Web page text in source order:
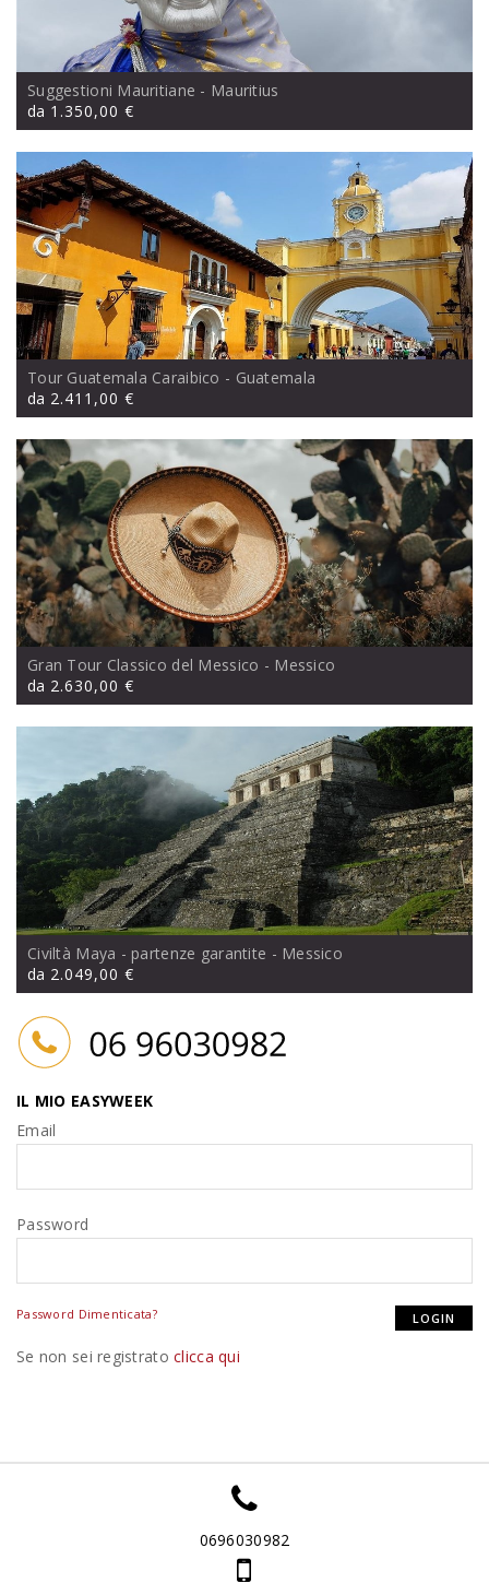
Suggestioni Mauritiane - Mauritius
da 1.350,00 €
Tour Guatemala Caraibico - Guatemala
da 2.411,00 €
Gran Tour Classico del Messico - Messico
da 2.630,00 €
Civiltà Maya - partenze garantite - Messico
da 2.049,00 €
IL MIO EASYWEEK
Email
Password
Password Dimenticata?
Se non sei registratoclicca qui
0696030982